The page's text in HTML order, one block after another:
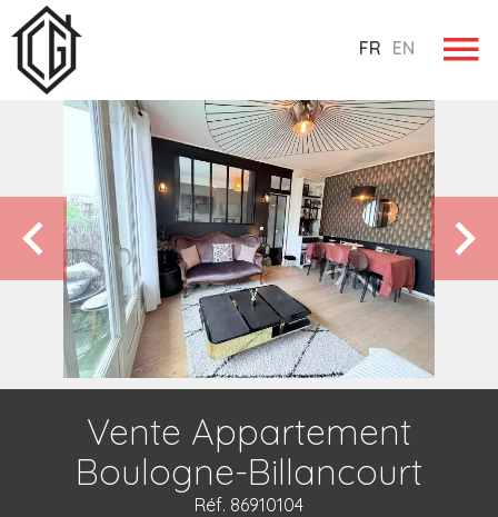
FR EN
Vente Appartement
Boulogne-Billancourt
Réf. 86910104